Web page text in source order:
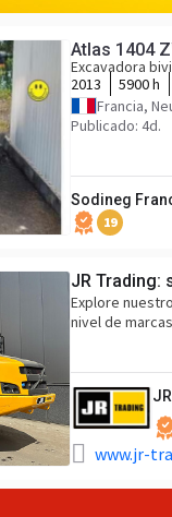
Atlas 1404
Excavadora
2013
5900 h
Francia,
Publicado: 4d.
Sodineg
19
JR Trading:
Explore
nivel de
www.jr-